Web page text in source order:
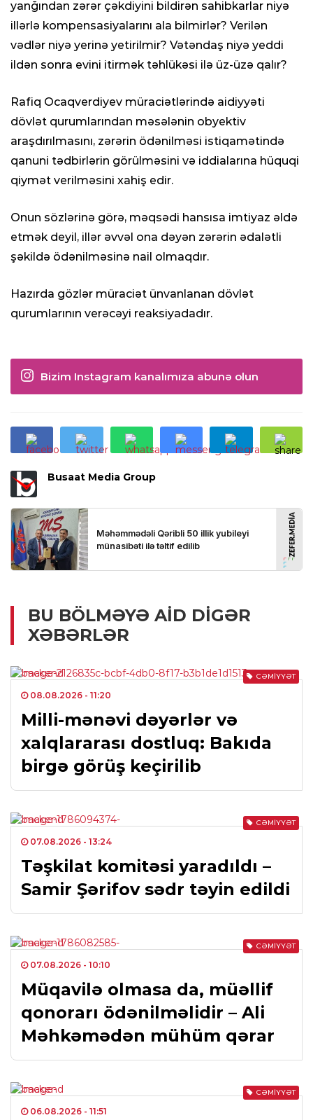
yanğından zərər çəkdiyini bildirən sahibkarlar niyə
illərlə kompensasiyalarını ala bilmirlər? Verilən
vədlər niyə yerinə yetirilmir? Vətəndaş niyə yeddi
ildən sonra evini itirmək təhlükəsi ilə üz-üzə qalır?
Rafiq Ocaqverdiyev müraciətlərində aidiyyəti
dövlət qurumlarından məsələnin obyektiv
araşdırılmasını, zərərin ödənilməsi istiqamətində
qanuni tədbirlərin görülməsini və iddialarına hüquqi
qiymət verilməsini xahiş edir.
Onun sözlərinə görə, məqsədi hansısa imtiyaz əldə
etmək deyil, illər əvvəl ona dəyən zərərin ədalətli
şəkildə ödənilməsinə nail olmaqdır.
Hazırda gözlər müraciət ünvanlanan dövlət
qurumlarının verəcəyi reaksiyadadır.
Bizim Instagram kanalımıza abunə olun
Busaat Media Group
BU BÖLMƏYƏ AID DIGƏR
XƏBƏRLƏR
CƏMIYYƏT
08.08.2026 - 11:20
Milli-mənəvi dəyərlər və
xalqlararası dostluq: Bakıda
birgə görüş keçirilib
CƏMIYYƏT
07.08.2026 - 13:24
Təşkilat komitəsi yaradıldı –
Samir Şərifov sədr təyin edildi
CƏMIYYƏT
07.08.2026 - 10:10
Müqavilə olmasa da, müəllif
qonorarı ödənilməlidir – Ali
Məhkəmədən mühüm qərar
CƏMIYYƏT
06.08.2026 - 11:51